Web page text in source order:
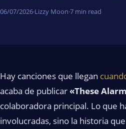
06/07/2026·Lizzy Moon·7 min read
Hay canciones que llegan
acaba de publicar «These
colaboradora principal. Lo que
involucradas, sino la historia